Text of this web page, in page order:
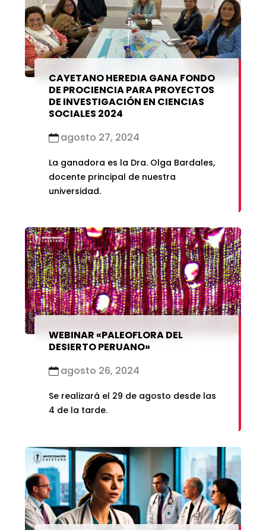
CAYETANO HEREDIA GANA FONDO
DE PROCIENCIA PARA PROYECTOS
DE INVESTIGACIÓN EN CIENCIAS
SOCIALES 2024
agosto 27, 2024
La ganadora es la Dra. Olga Bardales,
docente principal de nuestra
universidad.
WEBINAR «PALEOFLORA DEL
DESIERTO PERUANO»
agosto 26, 2024
Se realizará el 29 de agosto desde las
4 de la tarde.